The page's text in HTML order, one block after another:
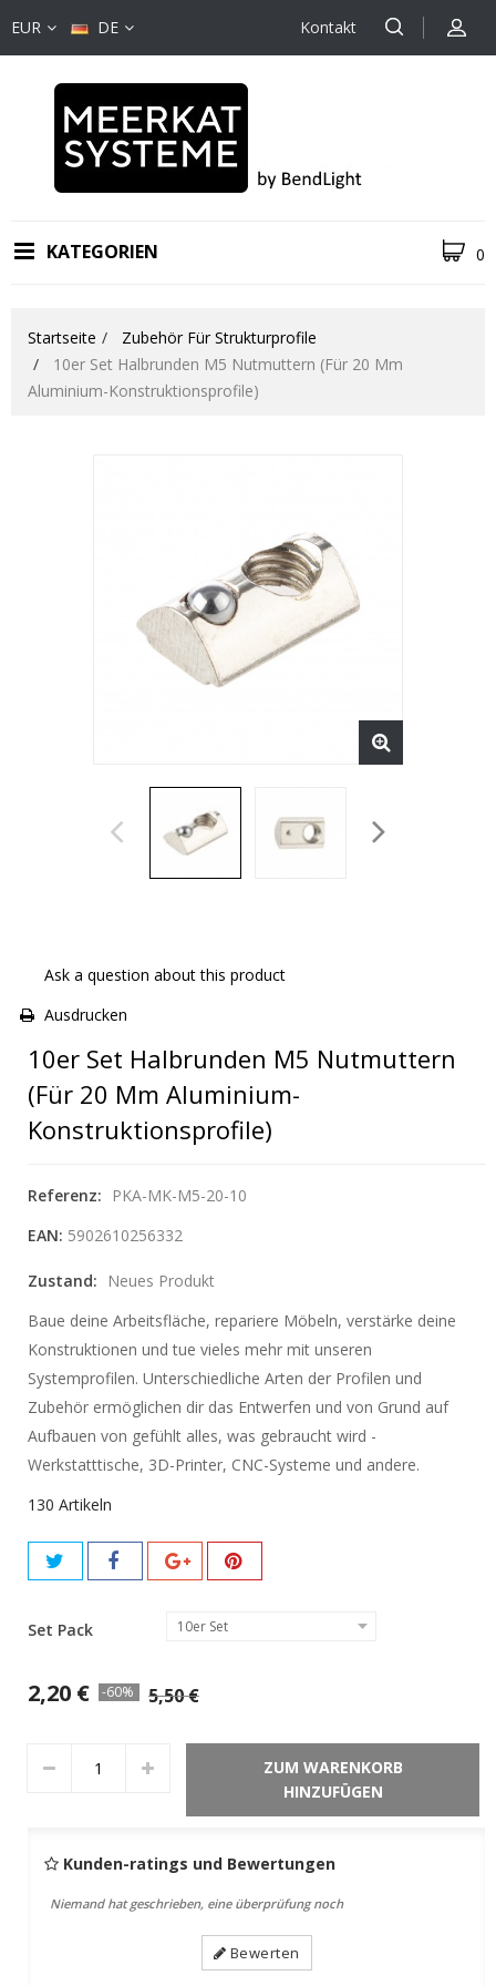
EUR DE Kontakt
KATEGORIEN 0
Startseite
Zubehör Für Strukturprofile
10er Set Halbrunden M5 Nutmuttern (für 20 Mm
Aluminium-Konstruktionsprofile)
Ask a question about this product
Ausdrucken
10er Set Halbrunden M5 Nutmuttern
(für 20 Mm Aluminium-
Konstruktionsprofile)
Referenz:
PKA-MK-M5-20-10
EAN: 5902610256332
Zustand:
Neues Produkt
Baue deine Arbeitsfläche, repariere Möbeln, verstärke deine
Konstruktionen und tue vieles mehr mit unseren
Systemprofilen. Unterschiedliche Arten der Profilen und
Zubehör ermöglichen dir das Entwerfen und von Grund auf
Aufbauen von gefühlt alles, was gebraucht wird -
Werkstatttische, 3D-Printer, CNC-Systeme und andere.
130 Artikeln
Set Pack 10er Set
2,20 € -60% 5,50 €
ZUM WARENKORB
HINZUFÜGEN
Kunden-ratings und Bewertungen
Niemand hat geschrieben, eine überprüfung noch
Bewerten